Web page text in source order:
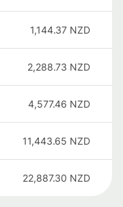
1,144.37 NZD
2,288.73 NZD
4,577.46 NZD
11,443.65 NZD
22,887.30 NZD